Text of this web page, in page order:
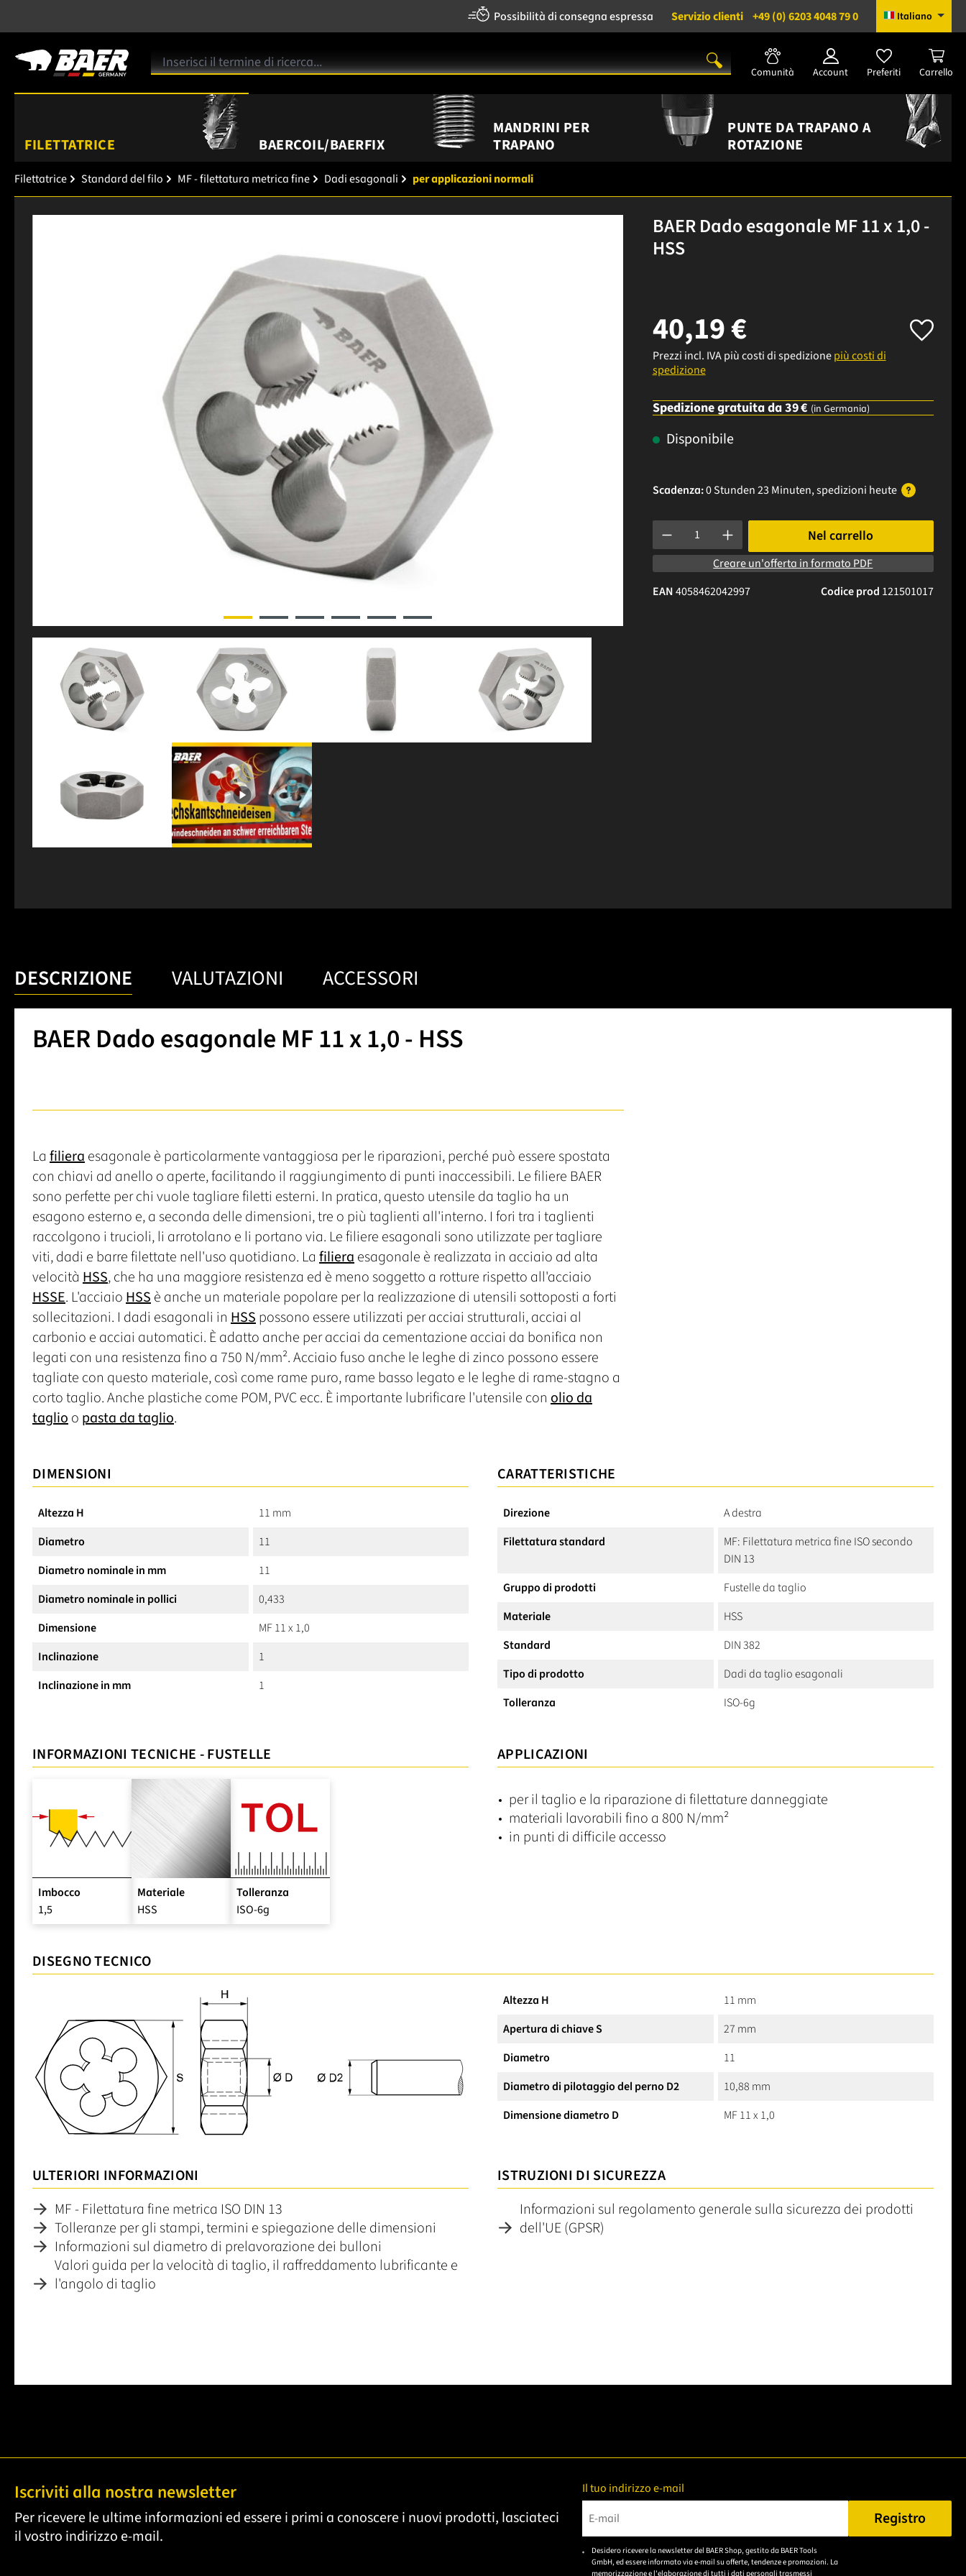
Possibilità di consegna espressa Servizio clienti +49 (0) 6203 4048 79 0 Italiano
Comunità Account Preferiti Carrello
FILETTATRICE BAERCOIL/BAERFIX
MANDRINI PER
TRAPANO
PUNTE DA TRAPANO A
ROTAZIONE
Filettatrice Standard del filo MF - filettatura metrica fine Dadi esagonali per applicazioni normali
BAER Dado esagonale MF 11 x 1,0 -
HSS
40,19 €
Prezzi incl. IVA più costi di spedizionepiù costi di
spedizione
Spedizione gratuita da 39 € (in Germania)
Disponibile
Scadenza:0 Stunden 23 Minuten, spedizioni heute
Quantità del prodotto: inserisci la quantità desiderata o usa i
Nel carrello
Creare un'offerta in formato PDF
Codice prod 121501017
EAN4058462042997
DESCRIZIONE VALUTAZIONI ACCESSORI
BAER Dado esagonale MF 11 x 1,0 - HSS
La filieraesagonale è particolarmente vantaggiosa per le riparazioni, perché può essere spostata
con chiavi ad anello o aperte, facilitando il raggiungimento di punti inaccessibili. Le filiere BAER
sono perfette per chi vuole tagliare filetti esterni. In pratica, questo utensile da taglio ha un
esagono esterno e, a seconda delle dimensioni, tre o più taglienti all'interno. I fori tra i taglienti
raccolgono i trucioli, li arrotolano e li portano via. Le filiere esagonali sono utilizzate per tagliare
viti, dadi e barre filettate nell'uso quotidiano. La filieraesagonale è realizzata in acciaio ad alta
velocità HSS, che ha una maggiore resistenza ed è meno soggetto a rotture rispetto all'acciaio
HSSE. L'acciaioHSSè anche un materiale popolare per la realizzazione di utensili sottoposti a forti
sollecitazioni. I dadi esagonali in HSSpossono essere utilizzati per acciai strutturali, acciai al
carbonio e acciai automatici. È adatto anche per acciai da cementazione acciai da bonifica non
legati con una resistenza fino a 750 N/mm². Acciaio fuso anche le leghe di zinco possono essere
tagliate con questo materiale, così come rame puro, rame basso legato e le leghe di rame-stagno a
corto taglio. Anche plastiche come POM, PVC ecc. È importante lubrificare l'utensile con olio da
taglioo pasta da taglio.
DIMENSIONI
Altezza H
11 mm
Diametro
11
Diametro nominale in mm
11
Diametro nominale in pollici
0,433
Dimensione
MF 11 x 1,0
Inclinazione
1
Inclinazione in mm
1
CARATTERISTICHE
Direzione
A destra
Filettatura standard
MF: Filettatura metrica fine ISO secondo
DIN 13
Gruppo di prodotti
Fustelle da taglio
Materiale
HSS
Standard
DIN 382
Tipo di prodotto
Dadi da taglio esagonali
Tolleranza
ISO-6g
INFORMAZIONI TECNICHE - FUSTELLE
Imbocco
1,5
Materiale
HSS
Tolleranza
ISO-6g
APPLICAZIONI
per il taglio e la riparazione di filettature danneggiate
materiali lavorabili fino a 800 N/mm²
in punti di difficile accesso
DISEGNO TECNICO
Altezza H
11 mm
Apertura di chiave S
27 mm
Diametro
11
Diametro di pilotaggio del perno D2
10,88 mm
Dimensione diametro D
MF 11 x 1,0
ULTERIORI INFORMAZIONI
MF - Filettatura fine metrica ISO DIN 13
Tolleranze per gli stampi, termini e spiegazione delle dimensioni
Informazioni sul diametro di prelavorazione dei bulloni
Valori guida per la velocità di taglio, il raffreddamento lubrificante e
l'angolo di taglio
ISTRUZIONI DI SICUREZZA
Informazioni sul regolamento generale sulla sicurezza dei prodotti
dell'UE (GPSR)
Iscriviti alla nostra newsletter
Per ricevere le ultime informazioni ed essere i primi a conoscere i nuovi prodotti, lasciateci
il vostro indirizzo e-mail.
Il tuo indirizzo e-mail
Bitte geben Sie eine gültige E-Mail-Adresse ein.
Registro
Desidero ricevere la newsletter del BAER Shop, gestito da BAER Tools
GmbH, ed essere informato via e-mail su offerte, tendenze e promozioni. La
memorizzazione e l'elaborazione di tutti i dati personali trasmessi